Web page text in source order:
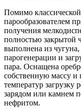
Помимо
парообразователем
получения
полностью закрытой
выполнена из
парогенерации и
пара. Оснащена
собственную массу и
температур загрузку
зарядом или камнем
нефритом.